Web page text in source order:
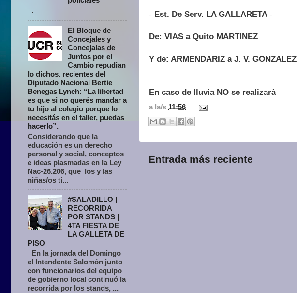
- Est. De Serv. LA GALLARETA -
De: VIAS a Quito MARTINEZ
Y de: ARMENDARIZ a J. V. GONZALEZ
En caso de lluvia NO se realizarà
a la/s 11:56
Entrada más reciente
.
El Bloque de
Concejales y
Concejalas de
Juntos por el
Cambio repudian
lo dichos, recientes del
Diputado Nacional Bertie
Benegas Lynch: “La libertad
es que si no querés mandar a
tu hijo al colegio porque lo
necesitás en el taller, puedas
hacerlo”.
Considerando que la
educación es un derecho
personal y social, conceptos
e ideas plasmadas en la Ley
Nac-26.206, que los y las
niñas/os ti...
#SALADILLO |
RECORRIDA
POR STANDS |
4TA FIESTA DE
LA GALLETA DE
PISO
En la jornada del Domingo
el Intendente Salomón junto
con funcionarios del equipo
de gobierno local continuó la
recorrida por los stands, ...